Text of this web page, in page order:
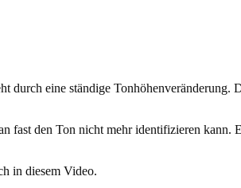
eine ständige Tonhöhenveränderung.
fast den Ton nicht mehr identifizieren
in diesem Video.